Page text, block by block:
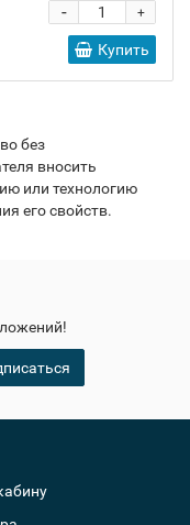
+
-
Купить
без
вносить
или технологию
его свойств.